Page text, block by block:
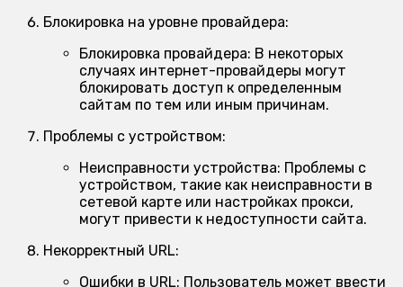
Блокировка на уровне провайдера:
Блокировка провайдера: В некоторых
случаях интернет-провайдеры могут
блокировать доступ к определенным
сайтам по тем или иным причинам.
Проблемы с устройством:
Неисправности устройства: Проблемы с
устройством, такие как неисправности в
сетевой карте или настройках прокси,
могут привести к недоступности сайта.
Некорректный URL:
Ошибки в URL: Пользователь может ввести